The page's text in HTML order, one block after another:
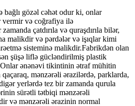
bağlı gözəl cəhət odur ki, onlar
vermir və coğrafiya ilə
çatdırıla və quraşdırıla bilər,
malikdir və pərdələr və işıqlar kimi
sisteminə malikdir.Fabrikdən olan
şüşə liflə gücləndirilmiş plastik
ənənəvi tikintinin ətraf mühitin
mənzərəli ərazilərdə, parklarda,
yerlərdə tez bir zamanda qurula
sürətli tətbiqi mənzərəli
və mənzərəli ərazinin normal